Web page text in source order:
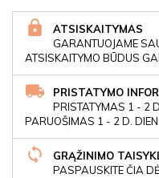
ATSISKAITYMAS
GARANTUOJAME
ATSISKAITYMO BŪDUS
PRISTATYMO
PRISTATYMAS 1 - 2
PARUOŠIMAS 1 - 2 D.
GRĄŽINIMO
PASPAUSKITE ČIA